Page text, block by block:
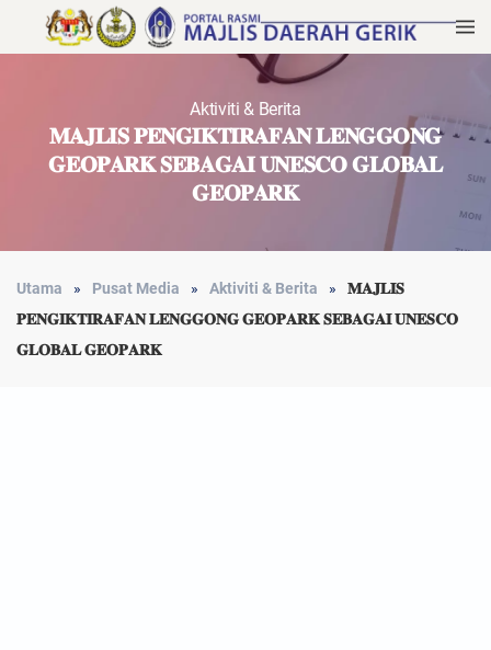
Aktiviti & Berita
𝐌𝐀𝐉𝐋𝐈𝐒 𝐏𝐄𝐍𝐆𝐈𝐊𝐓𝐈𝐑𝐀𝐅𝐀𝐍 𝐋𝐄𝐍𝐆𝐆𝐎𝐍𝐆
𝐆𝐄𝐎𝐏𝐀𝐑𝐊 𝐒𝐄𝐁𝐀𝐆𝐀𝐈 𝐔𝐍𝐄𝐒𝐂𝐎 𝐆𝐋𝐎𝐁𝐀𝐋
𝐆𝐄𝐎𝐏𝐀𝐑𝐊
Utama Pusat Media Aktiviti & Berita
𝐌𝐀𝐉𝐋𝐈𝐒
𝐏𝐄𝐍𝐆𝐈𝐊𝐓𝐈𝐑𝐀𝐅𝐀𝐍 𝐋𝐄𝐍𝐆𝐆𝐎𝐍𝐆 𝐆𝐄𝐎𝐏𝐀𝐑𝐊 𝐒𝐄𝐁𝐀𝐆𝐀𝐈 𝐔𝐍𝐄𝐒𝐂𝐎
𝐆𝐋𝐎𝐁𝐀𝐋 𝐆𝐄𝐎𝐏𝐀𝐑𝐊